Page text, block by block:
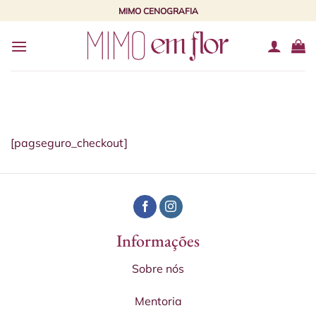
to
content
MIMO CENOGRAFIA
[pagseguro_checkout]
Informações
Sobre nós
Mentoria